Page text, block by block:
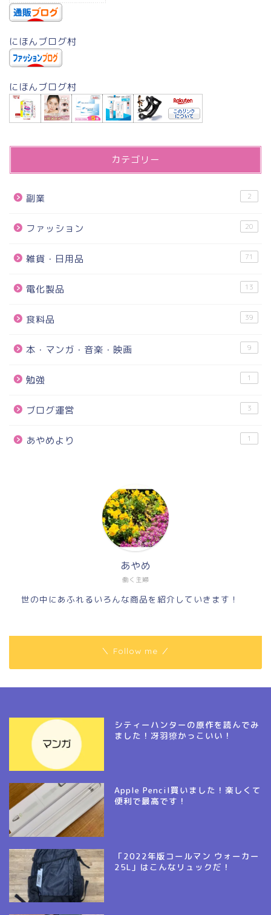
にほんブログ村
にほんブログ村
カテゴリー
副業 2
ファッション 20
雑貨・日用品 71
電化製品 13
食料品 39
本・マンガ・音楽・映画 9
勉強 1
ブログ運営 3
あやめより 1
働く主婦
あやめ
世の中にあふれるいろんな商品を紹介していきます！
＼ Follow me ／
シティーハンターの原作を読んでみ
ました！冴羽獠かっこいい！
Apple Pencil買いました！楽しくて
便利で最高です！
「2022年版コールマン ウォーカー
25L」はこんなリュックだ！